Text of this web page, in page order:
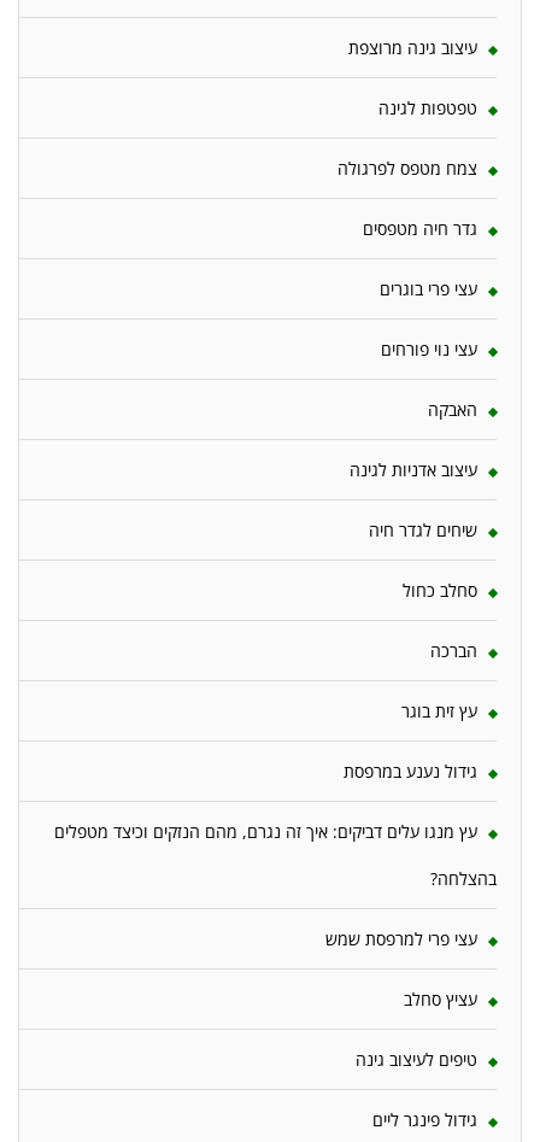
עיצוב גינה מרוצפת
טפטפות לגינה
צמח מטפס לפרגולה
גדר חיה מטפסים
עצי פרי בוגרים
עצי נוי פורחים
האבקה
עיצוב אדניות לגינה
שיחים לגדר חיה
סחלב כחול
הברכה
עץ זית בוגר
גידול נענע במרפסת
עץ מנגו עלים דביקים: איך זה נגרם, מהם הנזקים וכיצד מטפלים
בהצלחה?
עצי פרי למרפסת שמש
עציץ סחלב
טיפים לעיצוב גינה
גידול פינגר ליים